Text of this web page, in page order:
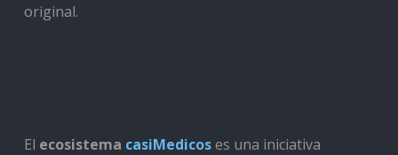
original.
El ecosistema casiMedicoses una iniciativa